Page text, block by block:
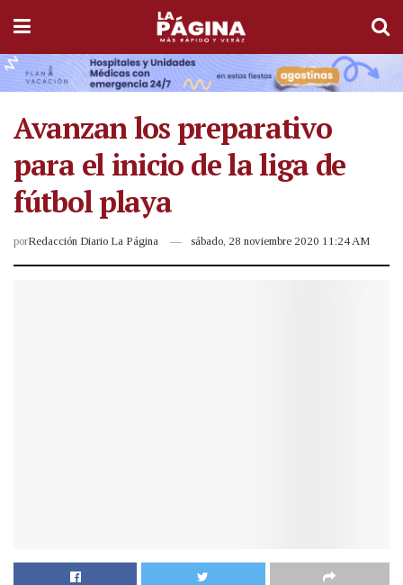
Avanzan los preparativo
para el inicio de la liga de
fútbol playa
porRedacción Diario La Página sábado, 28 noviembre 2020 11:24 AM